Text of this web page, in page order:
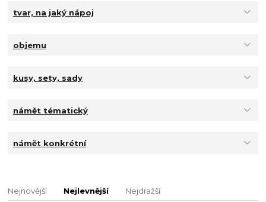
tvar, na jaký nápoj
objemu
kusy, sety, sady
námět tématický
námět konkrétní
Nejnovější Nejlevnější Nejdražší